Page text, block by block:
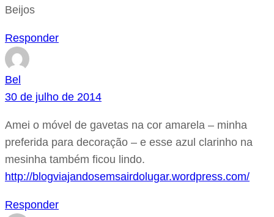
Beijos
Responder
Bel
30 de julho de 2014
Amei o móvel de gavetas na cor amarela – minha
preferida para decoração – e esse azul clarinho na
mesinha também ficou lindo.
http://blogviajandosemsairdolugar.wordpress.com/
Responder